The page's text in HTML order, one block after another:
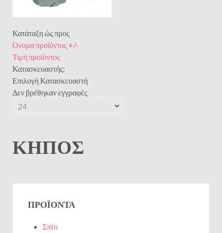
Κατάταξη ώς προς
Ονομα προϊόντος +/-
Τιμή προϊόντος
Κατασκευαστής:
Επιλογή Κατασκευαστή
Δεν βρέθηκαν εγγραφές
ΚΉΠΟΣ
ΠΡΟΪΌΝΤΑ
Σπίτι